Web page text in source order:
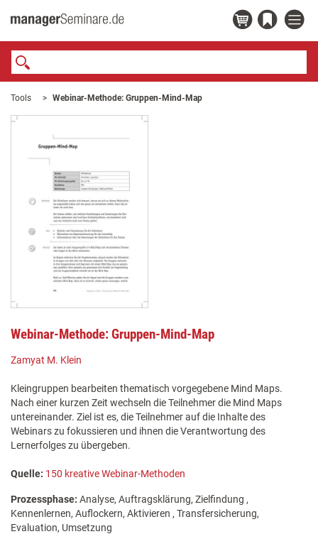
Tools Webinar-Methode: Gruppen-Mind-Map
Webinar-Methode: Gruppen-Mind-Map
Zamyat M. Klein
Kleingruppen bearbeiten thematisch vorgegebene Mind Maps.
Nach einer kurzen Zeit wechseln die Teilnehmer die Mind Maps
untereinander. Ziel ist es, die Teilnehmer auf die Inhalte des
Webinars zu fokussieren und ihnen die Verantwortung des
Lernerfolges zu übergeben.
Quelle: 150 kreative Webinar-Methoden
Prozessphase: Analyse, Auftragsklärung, Zielfindung ,
Kennenlernen, Auflockern, Aktivieren , Transfersicherung,
Evaluation, Umsetzung